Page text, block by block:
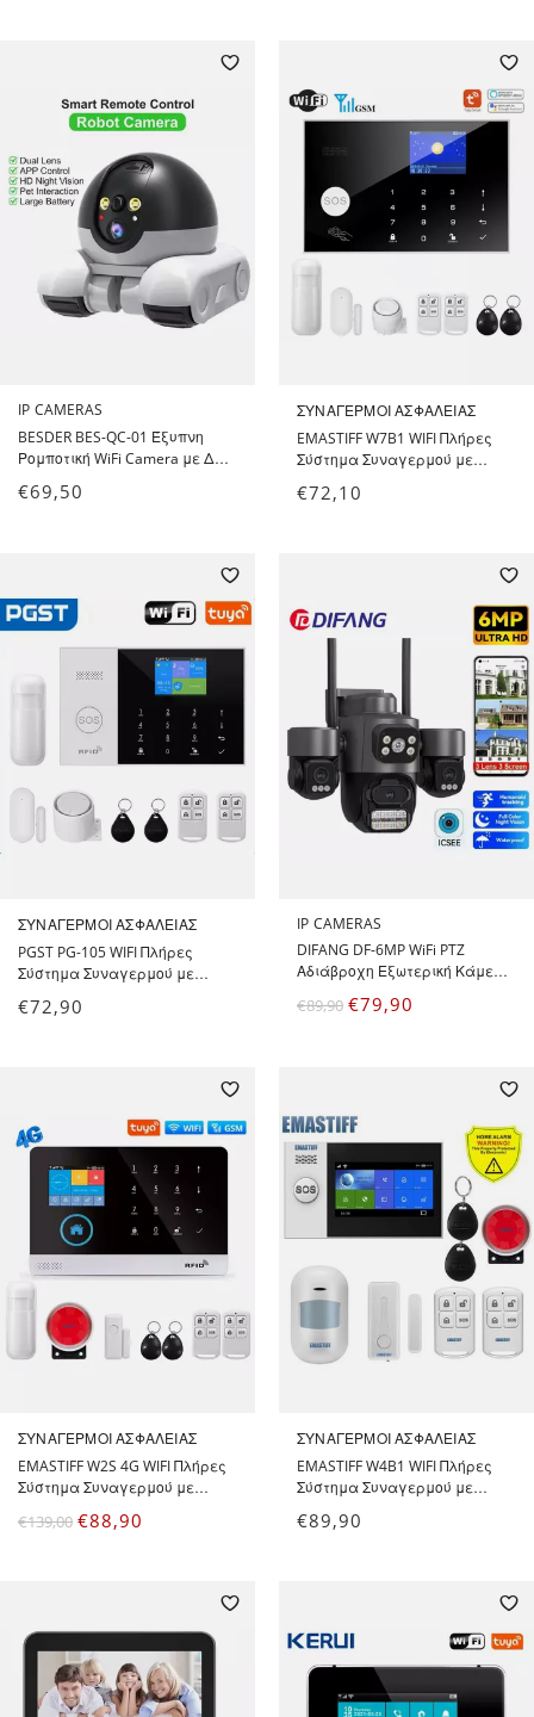
τηλεφώνου GSM Λευκό Πάνελ
IP CAMERAS
BESDER BES-QC-01 Έξυπνη
Ρομποτική WiFi Camera με Δύο
Robot Camera Dual Lens HD
€69,50
ΣΥΝΑΓΕΡΜΟΊ ΑΣΦΑΛΕΊΑΣ
EMASTIFF W7B1 WIFI Πλήρες
Σύστημα Συναγερμού με
Πόρτας, Σειρήνα, 2
€72,10
ΣΥΝΑΓΕΡΜΟΊ ΑΣΦΑΛΕΊΑΣ
PGST PG-105 WIFI Πλήρες
Σύστημα Συναγερμού με
Πόρτας, Σειρήνα, 2
€72,90
IP CAMERAS
DIFANG DF-6MP WiFi PTZ
Αδιάβροχη Εξωτερική Κάμερα
έγχρωμη νυχτερινή όραση και
€89,90 €79,90
ΣΥΝΑΓΕΡΜΟΊ ΑΣΦΑΛΕΊΑΣ
EMASTIFF W2S 4G WIFI Πλήρες
Σύστημα Συναγερμού με
Πόρτας, Σειρήνα, 2
€139,00 €88,90
ΣΥΝΑΓΕΡΜΟΊ ΑΣΦΑΛΕΊΑΣ
EMASTIFF W4B1 WIFI Πλήρες
Σύστημα Συναγερμού με
Πόρτας, Σειρήνα, 2
€89,90